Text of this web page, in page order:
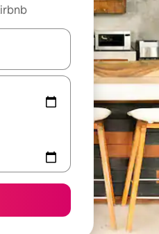
maak je een keuze met je de